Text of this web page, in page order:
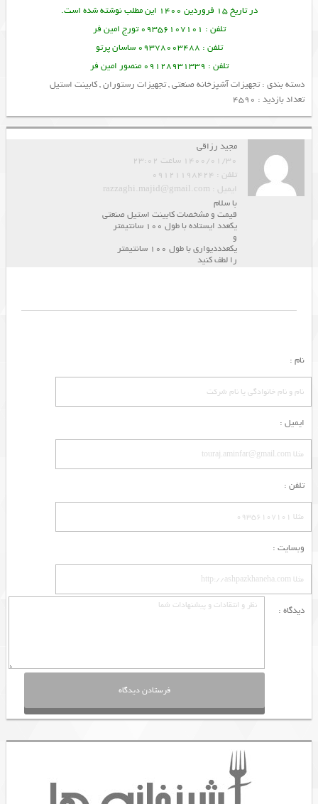
در تاریخ 15 فروردین 1400 این مطلب نوشته شده است.
تلفن : 09356107101 تورج امین فر
تلفن : 09378003488 ساسان پرتو
تلفن : 09128931339 منصور امین فر
دسته بندی :تجهیزات آشپزخانه صنعتی,تجهیزات رستوران,کابینت استیل
تعداد بازدید : 4590
مجید رزاقی
1400/01/30 ساعت 23:02
تلفن : 09121198424
ایمیل : razzaghi.majid@gmail.com
با سلام
قیمت و مشخصات کابینت استیل صنعتی
یکعدد ایستاده با طول 100 سانتیمتر
و
یکعدددیواری با طول 100 سانتیمتر
را لطف کنید
نام :
ایمیل :
تلفن :
وبسایت :
دیدگاه :